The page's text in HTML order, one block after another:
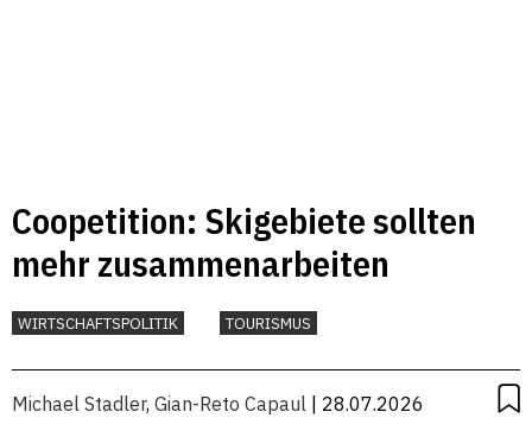
Coopetition: Skigebiete sollten
mehr zusammenarbeiten
WIRTSCHAFTSPOLITIK TOURISMUS
Michael Stadler, Gian-Reto Capaul | 28.07.2026